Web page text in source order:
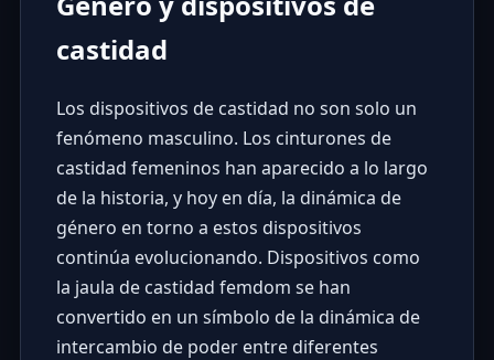
castidad
Los dispositivos de castidad no son solo un
fenómeno masculino. Los cinturones de
castidad femeninos han aparecido a lo largo
de la historia, y hoy en día, la dinámica de
género en torno a estos dispositivos
continúa evolucionando. Dispositivos como
la jaula de castidad femdom se han
convertido en un símbolo de la dinámica de
intercambio de poder entre diferentes